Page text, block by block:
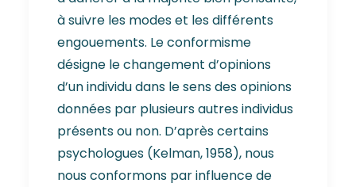
à suivre les modes et les différents
engouements. Le conformisme
désigne le changement d’opinions
d’un individu dans le sens des opinions
données par plusieurs autres individus
présents ou non. D’après certains
psychologues (Kelman, 1958), nous
nous conformons par influence de